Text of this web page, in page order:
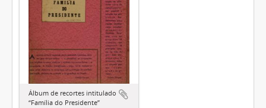
Álbum de recortes intitulado
“Família do Presidente”